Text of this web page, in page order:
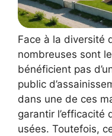
Face à la diversité
nombreuses sont
bénéficient pas
public
dans une de ces
garantir l’efficacité
usées. Toutefois,